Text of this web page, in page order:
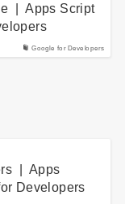
Google for Developers
| Apps Script
| Apps
Developers